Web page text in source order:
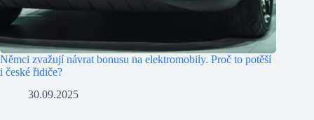
Němci zvažují návrat bonusu na elektromobily. Proč to potěší
i české řidiče?
30.09.2025